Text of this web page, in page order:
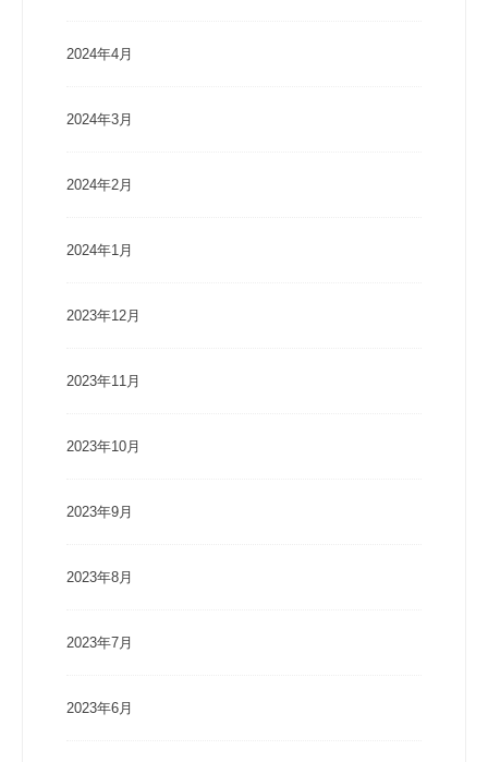
2024年4月
2024年3月
2024年2月
2024年1月
2023年12月
2023年11月
2023年10月
2023年9月
2023年8月
2023年7月
2023年6月